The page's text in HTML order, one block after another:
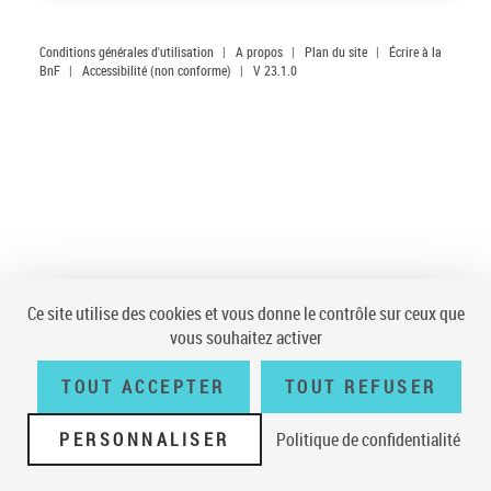
Conditions générales d'utilisation | A propos | Plan du site |
Écrire à la
BnF | Accessibilité (non conforme) | V 23.1.0
Ce site utilise des cookies et vous donne le contrôle sur ceux que
vous souhaitez activer
TOUT ACCEPTER TOUT REFUSER
PERSONNALISER Politique de confidentialité